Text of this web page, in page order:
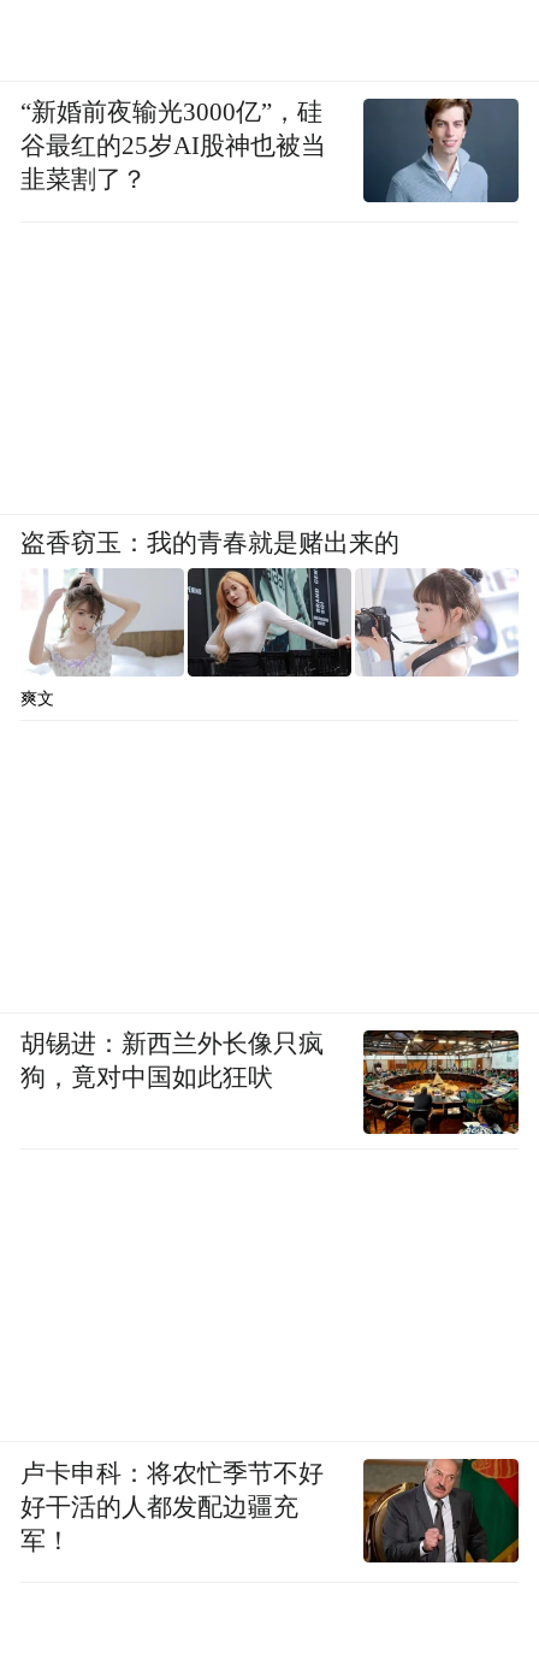
“新婚前夜输光3000亿”，硅
谷最红的25岁AI股神也被当
韭菜割了？
盗香窃玉：我的青春就是赌出来的
爽文
胡锡进：新西兰外长像只疯
狗，竟对中国如此狂吠
卢卡申科：将农忙季节不好
好干活的人都发配边疆充
军！